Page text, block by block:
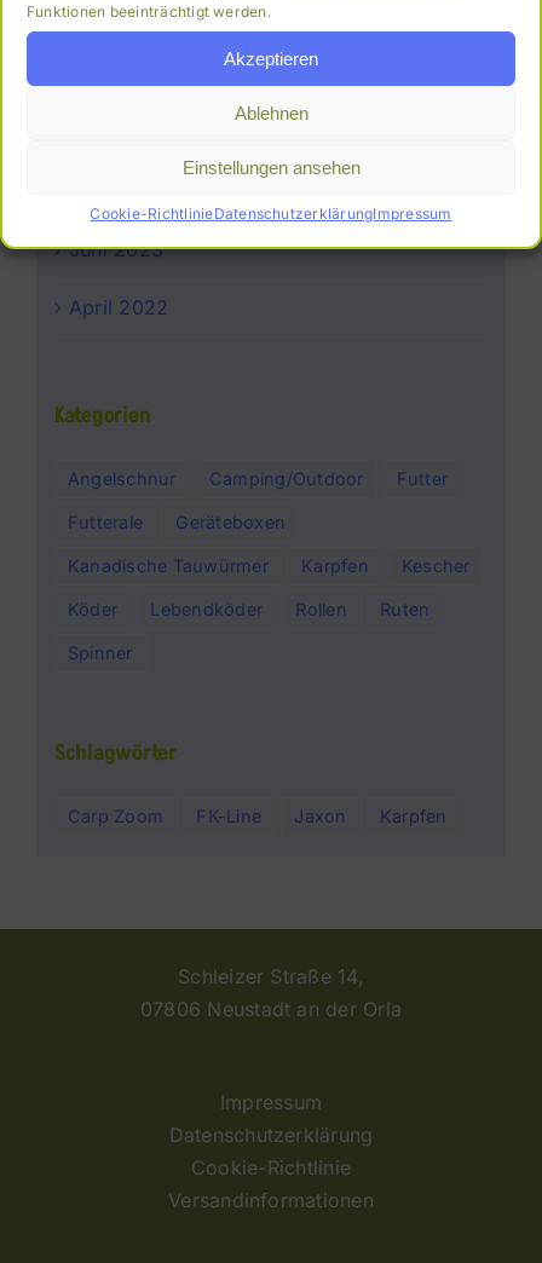
Funktionen beeinträchtigt werden.
Akzeptieren
Ablehnen
Einstellungen ansehen
Cookie-RichtlinieDatenschutzerklärungImpressum
Archiv
Juni 2023
April 2022
Kategorien
Angelschnur Camping/Outdoor Futter
Futterale Geräteboxen
Kanadische Tauwürmer Karpfen Kescher
Köder Lebendköder Rollen Ruten
Spinner
Schlagwörter
Carp Zoom FK-Line Jaxon Karpfen
Schleizer Straße 14,
07806 Neustadt an der Orla
Impressum
Datenschutzerklärung
Cookie-Richtlinie
Versandinformationen